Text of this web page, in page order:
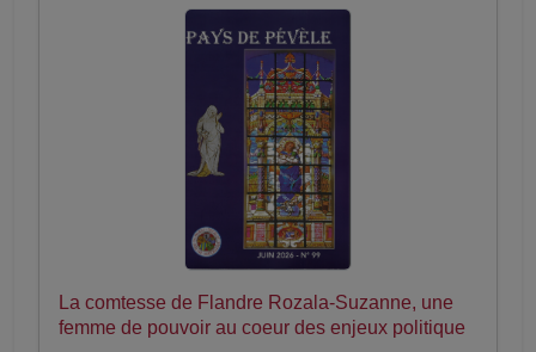
La comtesse de Flandre Rozala-Suzanne, une
femme de pouvoir au coeur des enjeux politique